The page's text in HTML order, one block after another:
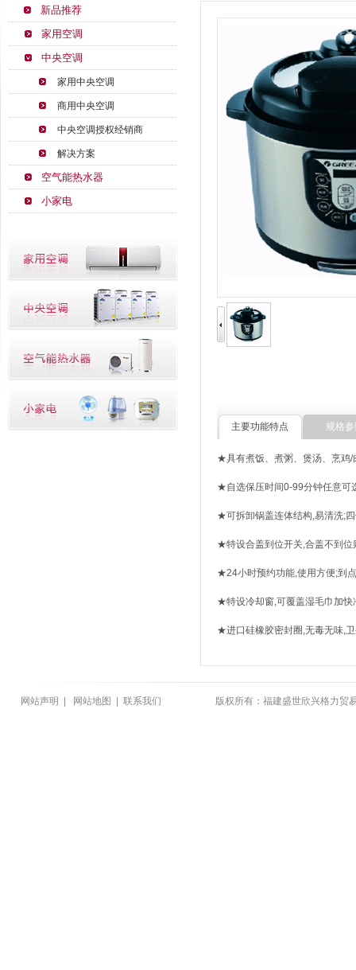
新品推荐
家用空调
中央空调
家用中央空调
商用中央空调
中央空调授权经销商
解决方案
空气能热水器
小家电
主要功能特点 规格参
★具有煮饭、煮粥、煲汤、烹鸡/
★自选保压时间0-99分钟任意可
★可拆卸锅盖连体结构,易清洗;
★特设合盖到位开关,合盖不到位
★24小时预约功能,使用方便;到
★特设冷却窗,可覆盖湿毛巾加快
★进口硅橡胶密封圈,无毒无味,
网站声明 网站地图 联系我们 版权所有：福建盛世欣兴格力